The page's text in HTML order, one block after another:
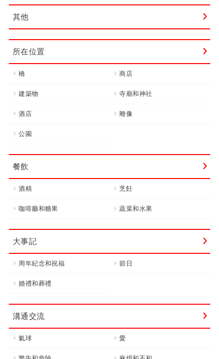
其他
所在位置
橋 商店
建築物 寺廟和神社
酒店 雕像
公園
餐飲
酒精 烹飪
咖啡廳和糖果 蔬菜和水果
大事記
周年紀念和祝福 節日
婚禮和葬禮
溝通交流
氣球 愛